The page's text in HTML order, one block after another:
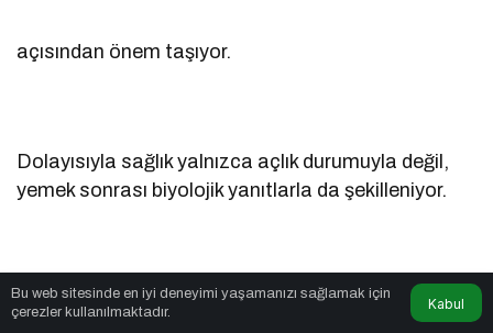
açısından önem taşıyor.
Dolayısıyla sağlık yalnızca açlık durumuyla değil,
yemek sonrası biyolojik yanıtlarla da şekilleniyor.
Neler Yapılabilir?
Bu web sitesinde en iyi deneyimi yaşamanızı sağlamak için
çerezler kullanılmaktadır.
Kabul